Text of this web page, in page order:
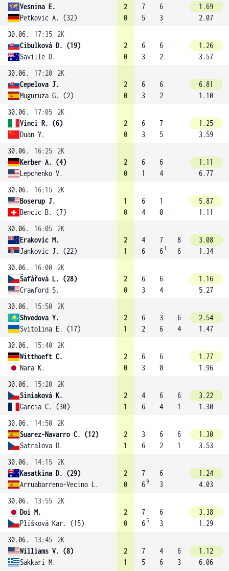
Vesnina E.
Petkovic A. (32)
2
0
7
5
6
3
1.69
2.07
30.06.
17:35
2K
Cibulková D. (19)
Saville D.
2
0
6
3
6
2
1.26
3.57
30.06.
17:20
2K
Cepelova J.
Muguruza G. (2)
2
0
6
3
6
2
6.81
1.10
30.06.
17:05
2K
Vinci R. (6)
Duan Y.
2
0
6
3
7
5
1.25
3.59
30.06.
16:25
2K
Kerber A. (4)
Lepchenko V.
2
0
6
1
6
4
1.11
6.77
30.06.
16:15
2K
Boserup J.
Bencic B. (7)
1
0
6
4
1
0
5.87
1.11
30.06.
16:05
2K
Erakovic M.
Jankovic J. (22)
2
1
4
6
7
6 1
8
6
3.08
1.34
30.06.
16:00
2K
Šafářová L. (28)
Crawford S.
2
0
6
3
6
4
1.16
5.27
30.06.
15:50
2K
Shvedova Y.
Svitolina E. (17)
2
1
6
2
3
6
6
4
2.54
1.47
30.06.
15:40
2K
Witthoeft C.
Nara K.
2
0
6
3
6
0
1.77
1.96
30.06.
15:20
2K
Siniaková K.
Garcia C. (30)
2
1
4
6
6
4
6
1
3.22
1.30
30.06.
14:50
2K
Suarez-Navarro C. (12)
Satralova D.
2
1
3
6
6
2
6
1
1.30
3.53
30.06.
14:15
2K
Kasatkina D. (29)
Arruabarrena-Vecino L.
2
0
7
69
6
3
1.24
4.03
30.06.
13:55
2K
Doi M.
Plíšková Kar. (15)
2
0
7
6 5
6
3
3.38
1.29
30.06.
13:45
2K
Williams V. (8)
Sakkari M.
2
1
7
5
4
6
6
3
1.12
6.06